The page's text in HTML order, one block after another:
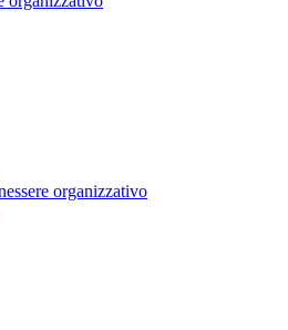
organizzativo